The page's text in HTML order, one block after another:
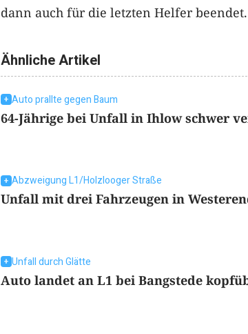
dann auch für die letzten Helfer beendet.
Ähnliche Artikel
Auto prallte gegen Baum
64-Jährige bei Unfall in Ihlow schwer
Abzweigung L1/Holzlooger Straße
Unfall mit drei Fahrzeugen in
Unfall durch Glätte
Auto landet an L1 bei Bangstede